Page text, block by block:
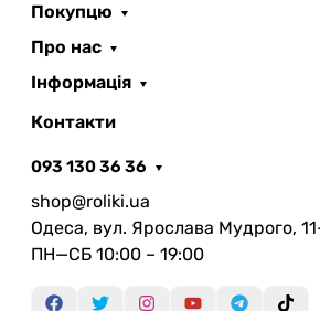
Покупцю
Про нас
Інформація
Контакти
093 130 36 36
shop@roliki.ua
Одеса, вул. Ярослава Мудрого,
ПН—СБ 10:00 – 19:00